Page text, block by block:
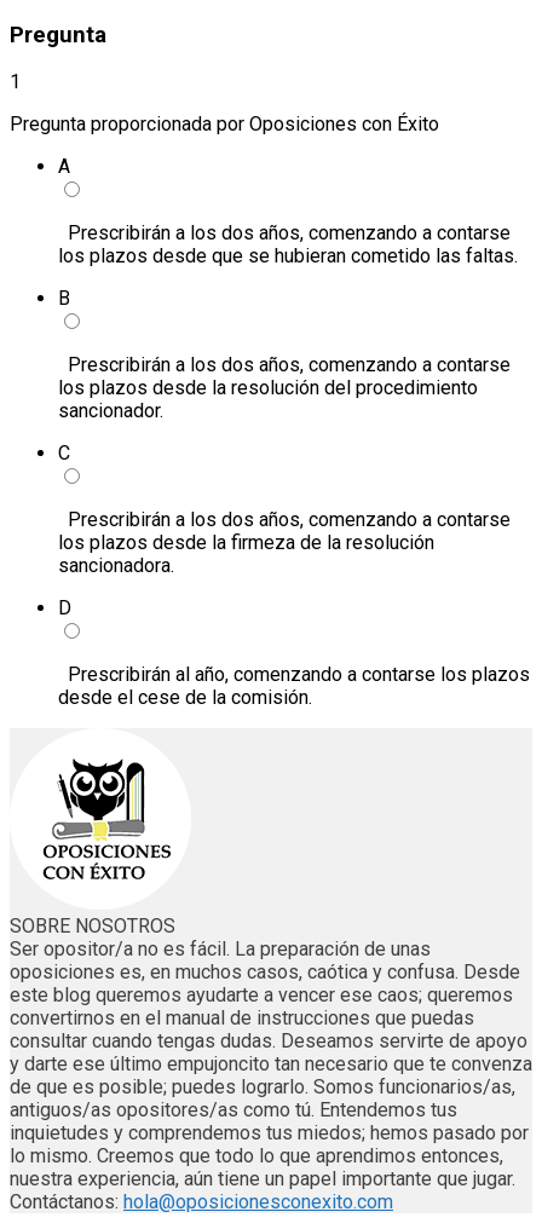
Pregunta
1
Pregunta proporcionada por Oposiciones con Éxito
A
Prescribirán a los dos años, comenzando a contarse
los plazos desde que se hubieran cometido las faltas.
B
Prescribirán a los dos años, comenzando a contarse
los plazos desde la resolución del procedimiento
sancionador.
C
Prescribirán a los dos años, comenzando a contarse
los plazos desde la firmeza de la resolución
sancionadora.
D
Prescribirán al año, comenzando a contarse los plazos
desde el cese de la comisión.
SOBRE NOSOTROS
Ser opositor/a no es fácil. La preparación de unas
oposiciones es, en muchos casos, caótica y confusa. Desde
este blog queremos ayudarte a vencer ese caos; queremos
convertirnos en el manual de instrucciones que puedas
consultar cuando tengas dudas. Deseamos servirte de apoyo
y darte ese último empujoncito tan necesario que te convenza
de que es posible; puedes lograrlo. Somos funcionarios/as,
antiguos/as opositores/as como tú. Entendemos tus
inquietudes y comprendemos tus miedos; hemos pasado por
lo mismo. Creemos que todo lo que aprendimos entonces,
nuestra experiencia, aún tiene un papel importante que jugar.
Contáctanos: hola@oposicionesconexito.com